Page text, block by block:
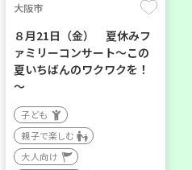
大阪市
８月21日（金） 夏休みフ
ァミリーコンサート～この
夏いちばんのワクワクを！
～
子ども
親子で楽しむ
大人向け